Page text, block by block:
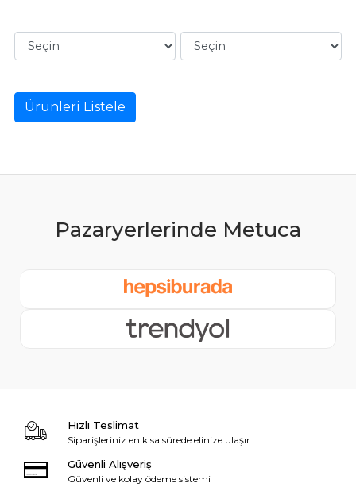
Ürünleri Listele
Hızlı Teslimat
Siparişleriniz en kısa sürede elinize ulaşır.
Güvenli Alışveriş
Güvenli ve kolay ödeme sistemi